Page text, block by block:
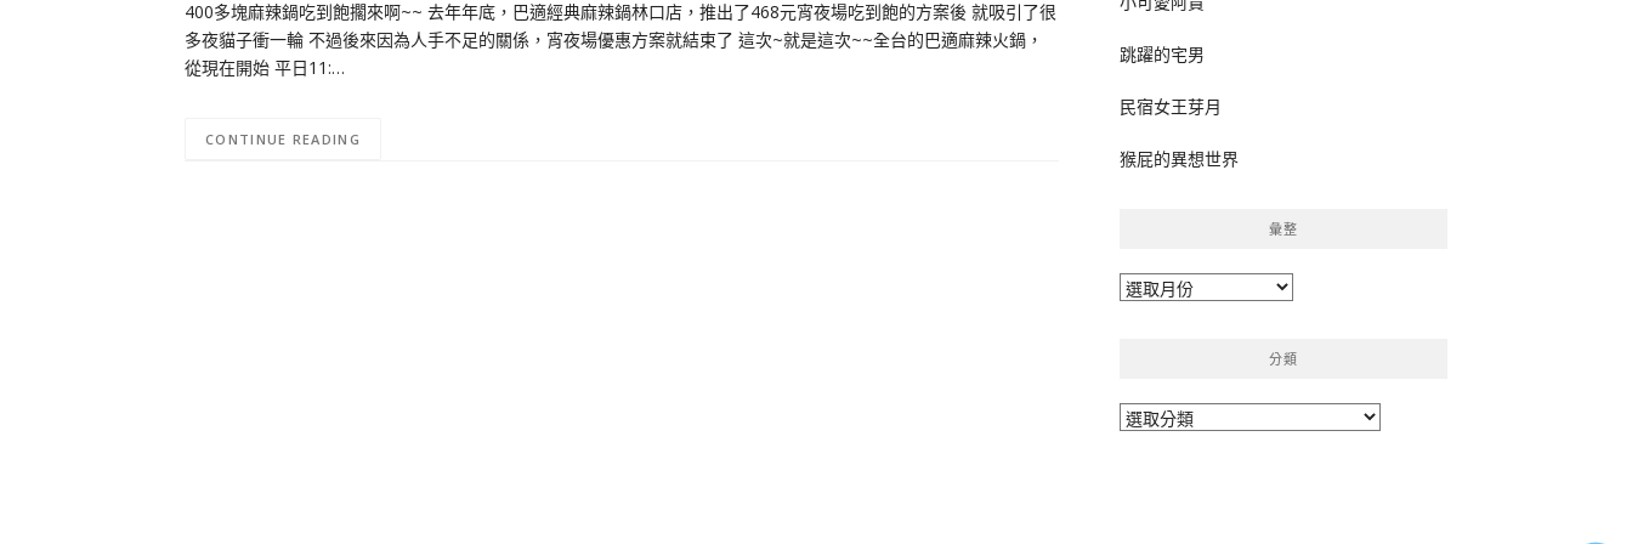
400多塊麻辣鍋吃到飽擱來啊~~ 去年年底，巴適經典麻辣鍋林口店，推出了468元宵夜場吃到飽的方案後 就吸引了很
多夜貓子衝一輪 不過後來因為人手不足的關係，宵夜場優惠方案就結束了 這次~就是這次~~全台的巴適麻辣火鍋，
從現在開始 平日11:…
CONTINUE READING
跳躍的宅男
民宿女王芽月
猴屁的異想世界
彙整
彙
分類
分